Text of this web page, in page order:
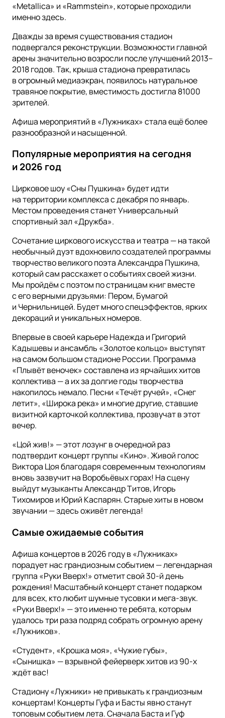
«Metallica» и «Rammstein», которые проходили
именно здесь.
Дважды за время существования стадион
подвергался реконструкции. Возможности главной
арены значительно возросли после улучшений 2013–
2018 годов. Так, крыша стадиона превратилась
в огромный медиаэкран, появилось натуральное
травяное покрытие, вместимость достигла 81000
зрителей.
Афиша мероприятий в «Лужниках» стала ещё более
разнообразной и насыщенной.
Популярные мероприятия на сегодня
и 2026 год
Цирковое шоу «Сны Пушкина» будет идти
на территории комплекса с декабря по январь.
Местом проведения станет Универсальный
спортивный зал «Дружба».
Сочетание циркового искусства и театра — на такой
необычный дуэт вдохновило создателей программы
творчество великого поэта Александра Пушкина,
который сам расскажет о событиях своей жизни.
Мы пройдём с поэтом по страницам книг вместе
с его верными друзьями: Пером, Бумагой
и Чернильницей. Будет много спецэффектов, ярких
декораций и уникальных номеров.
Впервые в своей карьере Надежда и Григорий
Кадышевы и ансамбль «Золотое кольцо» выступят
на самом большом стадионе России. Программа
«Плывёт веночек» составлена из ярчайших хитов
коллектива — а их за долгие годы творчества
накопилось немало. Песни «Течёт ручей», «Снег
летит», «Широка река» и многие другие, ставшие
визитной карточкой коллектива, прозвучат в этот
вечер.
«Цой жив!» — этот лозунг в очередной раз
подтвердит концерт группы «Кино». Живой голос
Виктора Цоя благодаря современным технологиям
вновь зазвучит на Воробьёвых горах! На сцену
выйдут музыканты Александр Титов, Игорь
Тихомиров и Юрий Каспарян. Старые хиты в новом
звучании — здесь оживёт легенда!
Самые ожидаемые события
Афиша концертов в 2026 году в «Лужниках»
порадует нас грандиозным событием — легендарная
группа «Руки Вверх!» отметит свой 30-й день
рождения! Масштабный концерт станет подарком
для всех, кто любит шумные тусовки и мега-звук.
«Руки Вверх!» — это именно те ребята, которым
удалось три раза подряд собрать огромную арену
«Лужников».
«Студент», «Крошка моя», «Чужие губы»,
«Сынишка» — взрывной фейерверк хитов из 90-х
ждёт вас!
Стадиону «Лужники» не привыкать к грандиозным
концертам! Концерты Гуфа и Басты явно станут
топовым событием лета. Сначала Баста и Гуф